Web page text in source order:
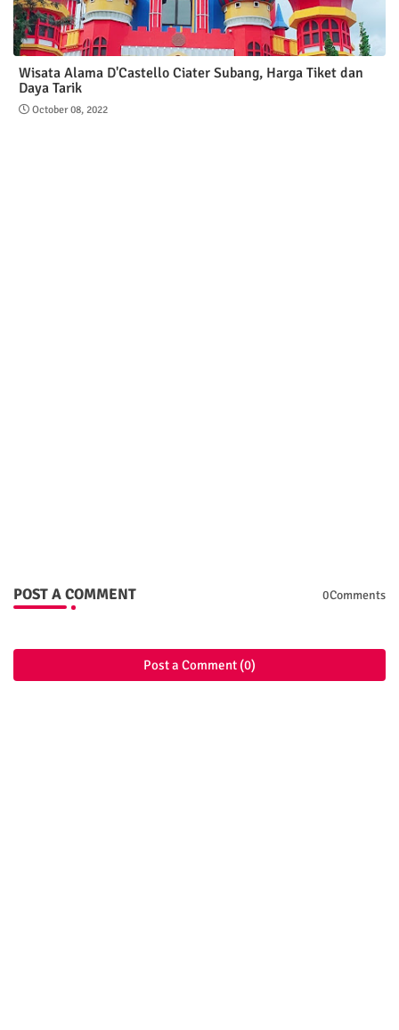
Wisata Alama D'Castello Ciater Subang, Harga Tiket dan
Daya Tarik
October 08, 2022
POST A COMMENT 0Comments
Post a Comment (0)